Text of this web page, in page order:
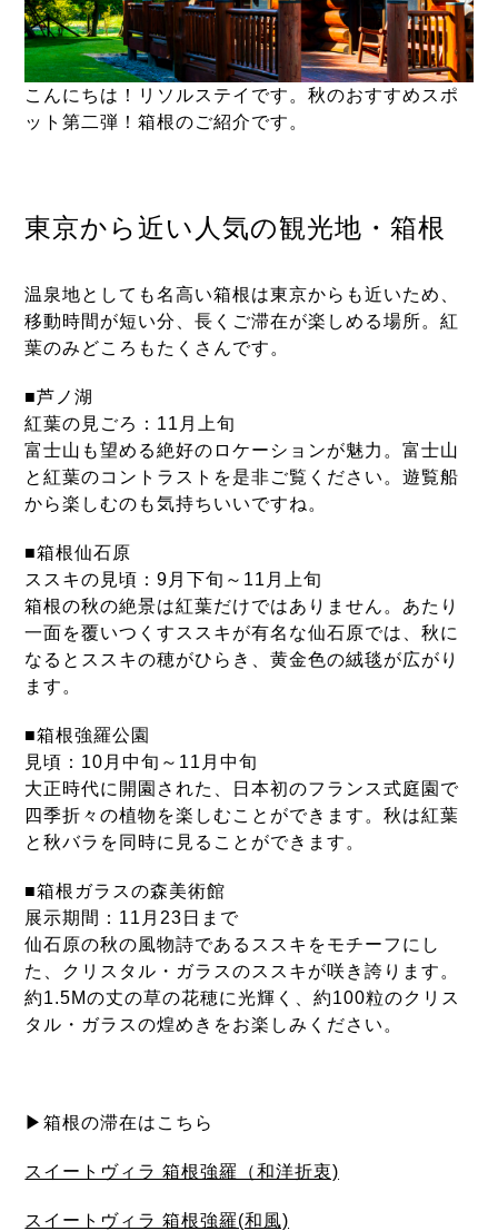
こんにちは！リソルステイです。秋のおすすめスポ
ット第二弾！箱根のご紹介です。
東京から近い人気の観光地・箱根
温泉地としても名高い箱根は東京からも近いため、
移動時間が短い分、長くご滞在が楽しめる場所。紅
葉のみどころもたくさんです。
■芦ノ湖
紅葉の見ごろ：11月上旬
富士山も望める絶好のロケーションが魅力。富士山
と紅葉のコントラストを是非ご覧ください。遊覧船
から楽しむのも気持ちいいですね。
■箱根仙石原
ススキの見頃：9月下旬～11月上旬
箱根の秋の絶景は紅葉だけではありません。あたり
一面を覆いつくすススキが有名な仙石原では、秋に
なるとススキの穂がひらき、黄金色の絨毯が広がり
ます。
■箱根強羅公園
見頃：10月中旬～11月中旬
大正時代に開園された、日本初のフランス式庭園で
四季折々の植物を楽しむことができます。秋は紅葉
と秋バラを同時に見ることができます。
■箱根ガラスの森美術館
展示期間：11月23日まで
仙石原の秋の風物詩であるススキをモチーフにし
た、クリスタル・ガラスのススキが咲き誇ります。
約1.5Mの丈の草の花穂に光輝く、約100粒のクリス
タル・ガラスの煌めきをお楽しみください。
▶箱根の滞在はこちら
スイートヴィラ 箱根強羅（和洋折衷)
スイートヴィラ 箱根強羅(和風)